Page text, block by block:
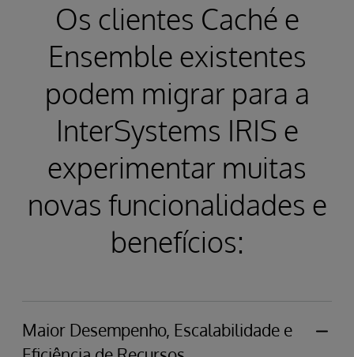
Os clientes Caché e
Ensemble existentes
podem migrar para a
InterSystems IRIS e
experimentar muitas
novas funcionalidades e
benefícios:
Maior Desempenho, Escalabilidade e